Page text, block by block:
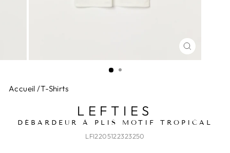
FERMER
(ESC)
Accueil /T-Shirts
LEFTIES
DÉBARDEUR À PLIS MOTIF TROPICAL
LFI2205122323250